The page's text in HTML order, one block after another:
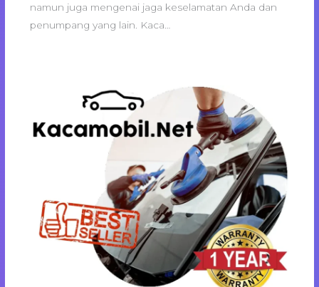
namun juga mengenai jaga keselamatan Anda dan
penumpang yang lain. Kaca…